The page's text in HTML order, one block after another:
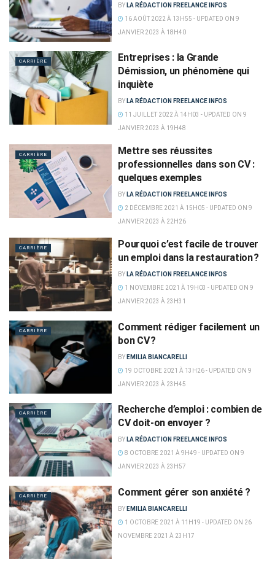
BY LA RÉDACTION FREELANCE INFOS
16 AOÛT 2022 À 13H55 - UPDATED ON 9
JANVIER 2023 À 18H40
CARRIÈRE
Entreprises : la Grande
Démission, un phénomène qui
inquiète
BY LA RÉDACTION FREELANCE INFOS
11 JUILLET 2022 À 14H03 - UPDATED ON 9
JANVIER 2023 À 19H48
CARRIÈRE
Mettre ses réussites
professionnelles dans son CV :
quelques exemples
BY LA RÉDACTION FREELANCE INFOS
2 DÉCEMBRE 2021 À 15H05 - UPDATED ON 9
JANVIER 2023 À 22H26
CARRIÈRE
Pourquoi c’est facile de trouver
un emploi dans la restauration ?
BY LA RÉDACTION FREELANCE INFOS
1 NOVEMBRE 2021 À 19H03 - UPDATED ON 9
JANVIER 2023 À 23H31
CARRIÈRE
Comment rédiger facilement un
bon CV ?
BY EMILIA BIANCARELLI
19 OCTOBRE 2021 À 13H26 - UPDATED ON 9
JANVIER 2023 À 23H45
CARRIÈRE
Recherche d’emploi : combien de
CV doit-on envoyer ?
BY LA RÉDACTION FREELANCE INFOS
8 OCTOBRE 2021 À 9H49 - UPDATED ON 9
JANVIER 2023 À 23H57
CARRIÈRE Comment gérer son anxiété ?
BY EMILIA BIANCARELLI
1 OCTOBRE 2021 À 11H19 - UPDATED ON 26
NOVEMBRE 2021 À 23H17